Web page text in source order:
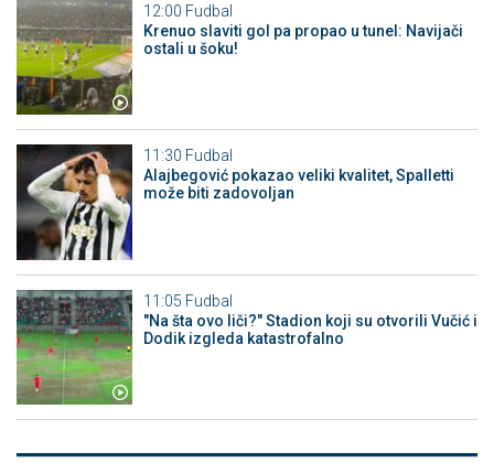
12:00 Fudbal
Krenuo slaviti gol pa propao u tunel: Navijači
ostali u šoku!
11:30 Fudbal
Alajbegović pokazao veliki kvalitet, Spalletti
može biti zadovoljan
11:05 Fudbal
"Na šta ovo liči?" Stadion koji su otvorili Vučić i
Dodik izgleda katastrofalno